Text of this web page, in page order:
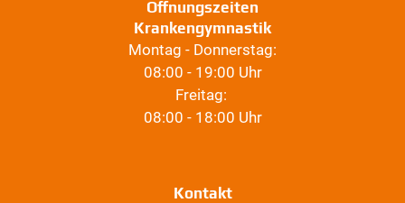
Öffnungszeiten
Krankengymnastik
Montag - Donnerstag:
08:00 - 19:00 Uhr
Freitag:
08:00 - 18:00 Uhr
Kontakt